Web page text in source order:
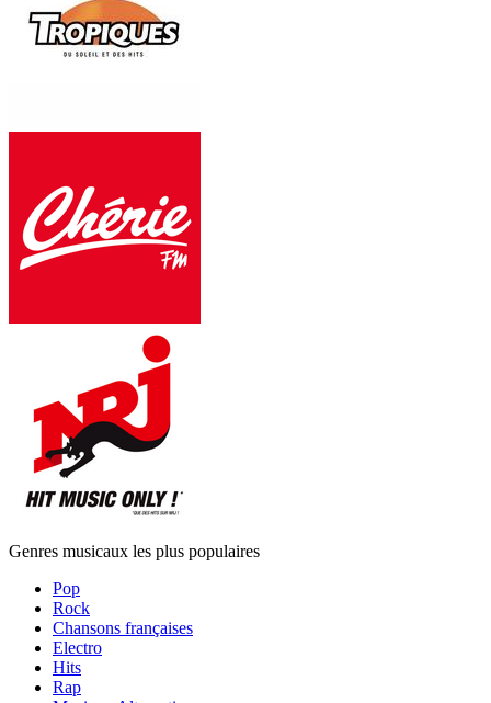
Genres musicaux les plus populaires
Pop
Rock
Chansons françaises
Electro
Hits
Rap